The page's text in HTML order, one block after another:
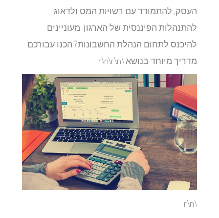
העסק, להתמודד עם רשויות המס ולדאוג
להתנהלות הפיננסית של הארגון. מעוניינים
להיכנס לתחום הנהלת החשבונות? הכנו עבורכם
מדריך מיוחד בנושא.\r\n\r\n